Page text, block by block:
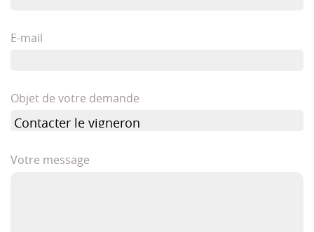
E-mail
Objet de votre demande
Votre message